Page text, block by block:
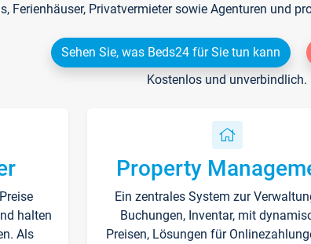
Ferienhäuser, Privatvermieter sowie Agenturen und
Sehen Sie, was Beds24 für Sie tun kann
Kostenlos und unverbindlich.
halten
Als
Property
Ein zentrales System zur
Buchungen, Inventar, mit
Preisen, Lösungen für